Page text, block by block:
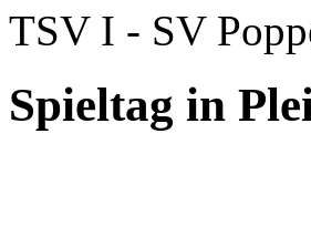
TSV I - SV
Spieltag in